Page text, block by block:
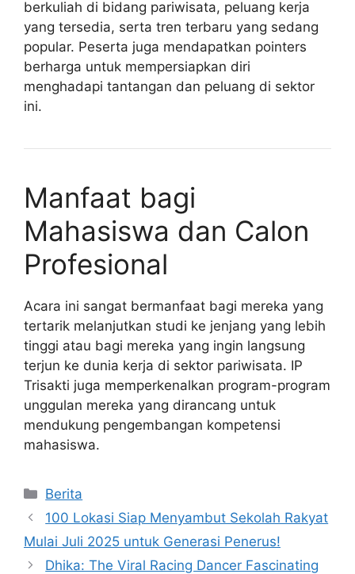
berkuliah di bidang pariwisata, peluang kerja
yang tersedia, serta tren terbaru yang sedang
popular. Peserta juga mendapatkan pointers
berharga untuk mempersiapkan diri
menghadapi tantangan dan peluang di sektor
ini.
Manfaat bagi
Mahasiswa dan Calon
Profesional
Acara ini sangat bermanfaat bagi mereka yang
tertarik melanjutkan studi ke jenjang yang lebih
tinggi atau bagi mereka yang ingin langsung
terjun ke dunia kerja di sektor pariwisata. IP
Trisakti juga memperkenalkan program-program
unggulan mereka yang dirancang untuk
mendukung pengembangan kompetensi
mahasiswa.
Kategori
Berita
100 Lokasi Siap Menyambut Sekolah Rakyat
Mulai Juli 2025 untuk Generasi Penerus!
Dhika: The Viral Racing Dancer Fascinating